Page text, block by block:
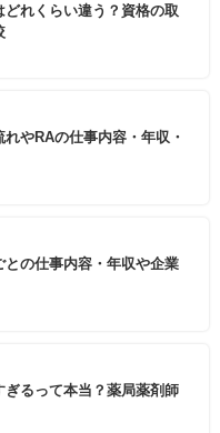
れくらい違う？資格の取
やRAの仕事内容・年収・
の仕事内容・年収や企業
るって本当？薬局薬剤師